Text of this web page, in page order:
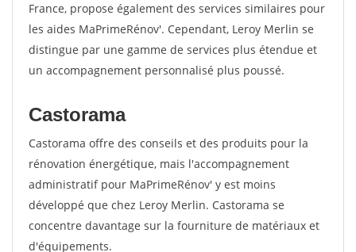
France, propose également des services similaires pour
les aides MaPrimeRénov'. Cependant, Leroy Merlin se
distingue par une gamme de services plus étendue et
un accompagnement personnalisé plus poussé.
Castorama
Castorama offre des conseils et des produits pour la
rénovation énergétique, mais l'accompagnement
administratif pour MaPrimeRénov' y est moins
développé que chez Leroy Merlin. Castorama se
concentre davantage sur la fourniture de matériaux et
d'équipements.